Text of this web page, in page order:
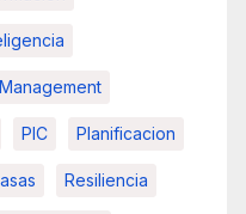
Management
PIC Planificacion
Resiliencia